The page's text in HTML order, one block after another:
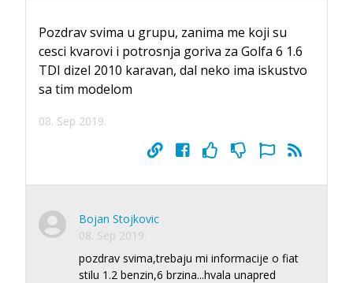
Pozdrav svima u grupu, zanima me koji su
cesci kvarovi i potrosnja goriva za Golfa 6 1.6
TDI dizel 2010 karavan, dal neko ima iskustvo
sa tim modelom
08. Sep 2019.
Bojan Stojkovic
08. Sep 2019.
pozdrav svima,trebaju mi informacije o fiat
stilu 1.2 benzin,6 brzina...hvala unapred